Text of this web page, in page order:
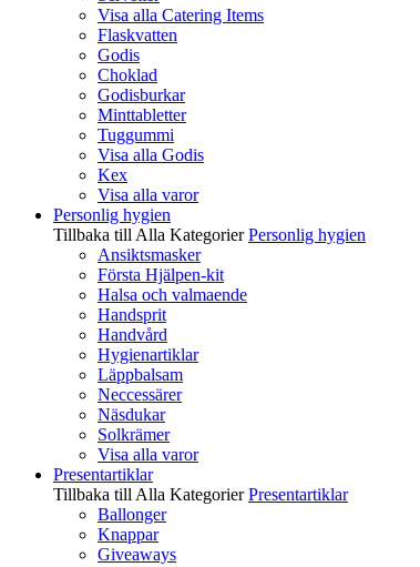
Visa alla Catering Items
Flaskvatten
Godis
Choklad
Godisburkar
Minttabletter
Tuggummi
Visa alla Godis
Kex
Visa alla varor
Personlig hygien
Tillbaka till Alla Kategorier Personlig hygien
Ansiktsmasker
Första Hjälpen-kit
Halsa och valmaende
Handsprit
Handvård
Hygienartiklar
Läppbalsam
Neccessärer
Näsdukar
Solkrämer
Visa alla varor
Presentartiklar
Tillbaka till Alla Kategorier Presentartiklar
Ballonger
Knappar
Giveaways